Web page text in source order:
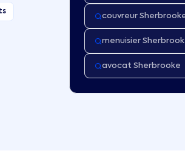
couvreur
menuisier
avocat Sherbrooke